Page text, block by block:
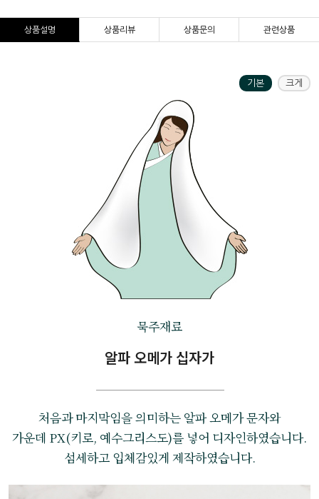
상품설명 상품리뷰 상품문의 관련상품
기본 크게
묵주재료
알파 오메가 십자가
처음과 마지막임을 의미하는 알파 오메가 문자와
가운데 PX(키로, 예수그리스도)를 넣어 디자인하였습니다.
섬세하고 입체감있게 제작하였습니다.